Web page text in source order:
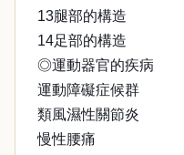
13腿部的構造
14足部的構造
◎運動器官的疾病
運動障礙症候群
類風濕性關節炎
慢性腰痛